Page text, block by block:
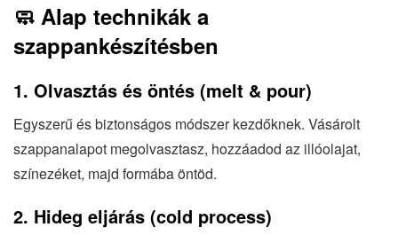
🧼 Alap technikák a
szappankészítésben
1. Olvasztás és öntés (melt & pour)
Egyszerű és biztonságos módszer kezdőknek. Vásárolt
szappanalapot megolvasztasz, hozzáadod az illóolajat,
színezéket, majd formába öntöd.
2. Hideg eljárás (cold process)